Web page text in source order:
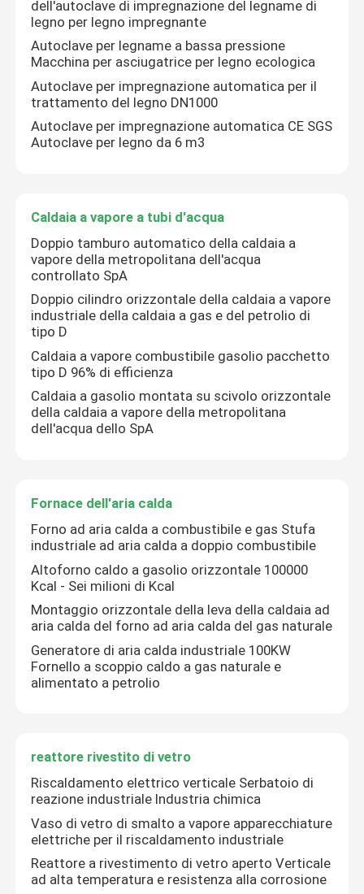
dell'autoclave di impregnazione del legname di
legno per legno impregnante
Autoclave per legname a bassa pressione
Macchina per asciugatrice per legno ecologica
Autoclave per impregnazione automatica per il
trattamento del legno DN1000
Autoclave per impregnazione automatica CE SGS
Autoclave per legno da 6 m3
Caldaia a vapore a tubi d'acqua
Doppio tamburo automatico della caldaia a
vapore della metropolitana dell'acqua
controllato SpA
Doppio cilindro orizzontale della caldaia a vapore
industriale della caldaia a gas e del petrolio di
tipo D
Caldaia a vapore combustibile gasolio pacchetto
tipo D 96% di efficienza
Caldaia a gasolio montata su scivolo orizzontale
della caldaia a vapore della metropolitana
dell'acqua dello SpA
Fornace dell'aria calda
Forno ad aria calda a combustibile e gas Stufa
industriale ad aria calda a doppio combustibile
Altoforno caldo a gasolio orizzontale 100000
Kcal - Sei milioni di Kcal
Montaggio orizzontale della leva della caldaia ad
aria calda del forno ad aria calda del gas naturale
Generatore di aria calda industriale 100KW
Fornello a scoppio caldo a gas naturale e
alimentato a petrolio
reattore rivestito di vetro
Riscaldamento elettrico verticale Serbatoio di
reazione industriale Industria chimica
Vaso di vetro di smalto a vapore apparecchiature
elettriche per il riscaldamento industriale
Reattore a rivestimento di vetro aperto Verticale
ad alta temperatura e resistenza alla corrosione